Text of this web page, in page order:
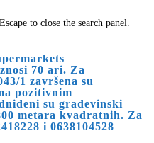
to close the search panel.
70 ari. Za
1 završena su
pozitivnim
su građevinski
metara kvadratnih. Za
i 0638104528